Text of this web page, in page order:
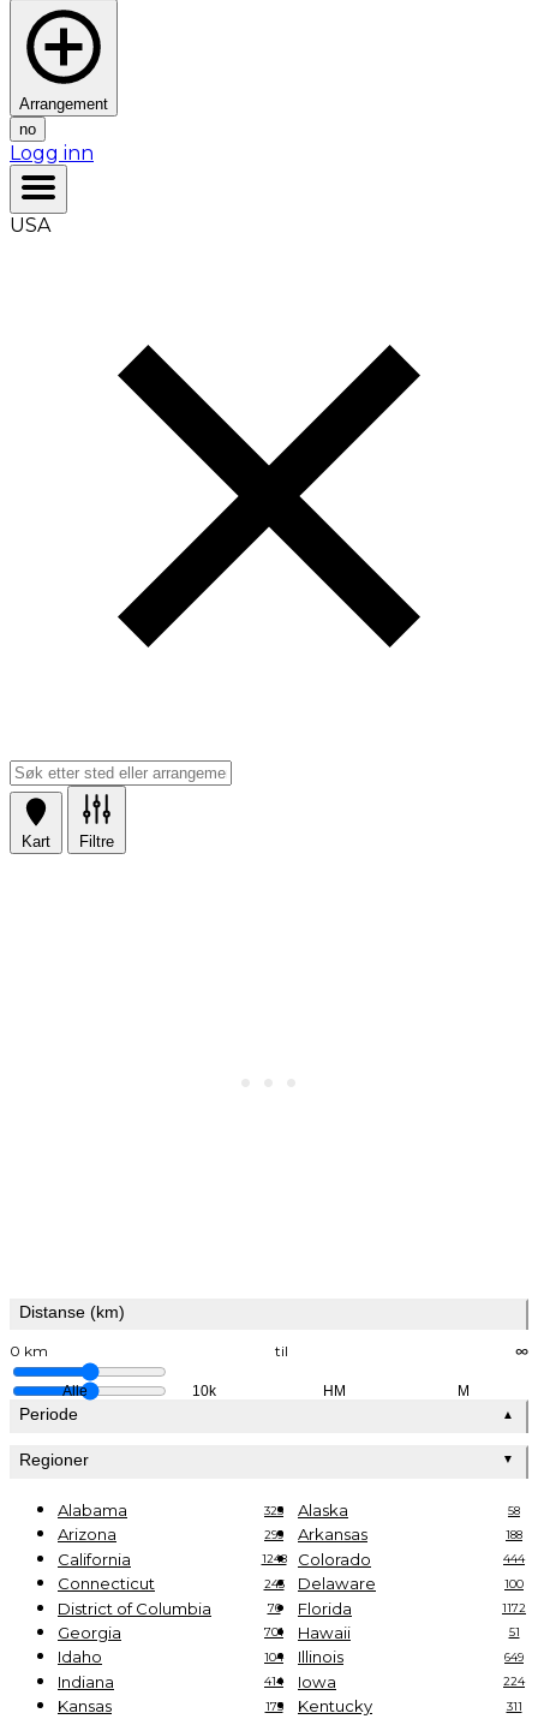
Arrangement
no
Logg inn
USA
Kart Filtre
Distanse (km)
0 km til ∞
Alle 10k HM M
Periode ▲
Regioner ▼
Alabama 325 Alaska 58
Arizona 299 Arkansas 188
California 1248 Colorado 444
Connecticut 245 Delaware 100
District of Columbia 76 Florida 1172
Georgia 701 Hawaii 51
Idaho 104 Illinois 649
Indiana 414 Iowa 224
Kansas 175 Kentucky 311